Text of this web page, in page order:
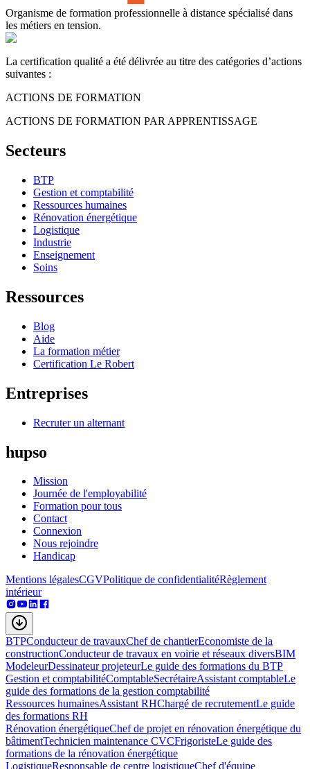
Organisme de formation professionnelle à distance spécialisé dans
les métiers en tension.
La certification qualité a été délivrée au titre des catégories d’actions
suivantes :
ACTIONS DE FORMATION
ACTIONS DE FORMATION PAR APPRENTISSAGE
Secteurs
BTP
Gestion et comptabilité
Ressources humaines
Rénovation énergétique
Logistique
Industrie
Enseignement
Soins
Ressources
Blog
Aide
La formation métier
Certification Le Robert
Entreprises
Recruter un alternant
hupso
Mission
Journée de l'employabilité
Formation pour tous
Contact
Connexion
Nous rejoindre
Handicap
Mentions légalesCGVPolitique de confidentialitéRèglement
intérieur
BTPConducteur de travauxChef de chantierEconomiste de la
constructionConducteur de travaux en voirie et réseaux diversBIM
ModeleurDessinateur projeteurLe guide des formations du BTP
Gestion et comptabilitéComptableSecrétaireAssistant comptableLe
guide des formations de la gestion comptabilité
Ressources humainesAssistant RHChargé de recrutementLe guide
des formations RH
Rénovation énergétiqueChef de projet en rénovation énergétique du
bâtimentTechnicien maintenance CVCFrigoristeLe guide des
formations de la rénovation énergétique
LogistiqueResponsable de centre logistiqueChef d'équipe